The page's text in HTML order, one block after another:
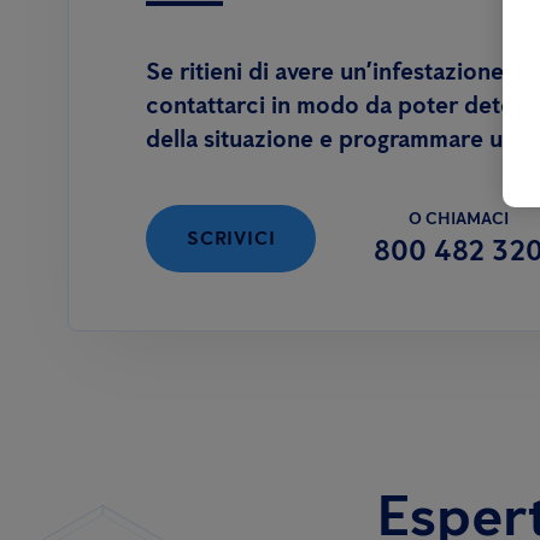
Se ritieni di avere un’infestazione, ti
contattarci in modo da poter
della situazione e programmare
SCRIVICI
O CHIAMACI
800 482